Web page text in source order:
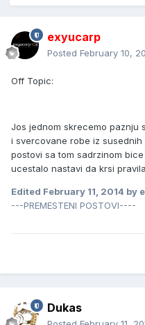
exyucarp
Posted February 10,
Off Topic:
Jos jednom skrecemo paznju
i svercovane robe iz susednih
postovi sa tom sadrzinom
ucestalo nastavi da krsi
Edited February 11, 2014 by
---PREMESTENI POSTOVI----
Dukas